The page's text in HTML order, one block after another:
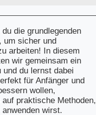
die grundlegenden
um sicher und
arbeiten! In diesem
wir gemeinsam ein
du lernst dabei
für Anfänger und
wollen,
praktische Methoden,
wirst.